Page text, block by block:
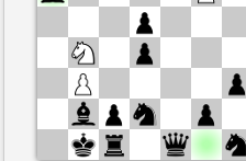
Esta partida es por puntos